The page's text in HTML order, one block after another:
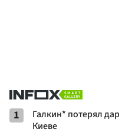
1
Галкин* потерял
Киеве